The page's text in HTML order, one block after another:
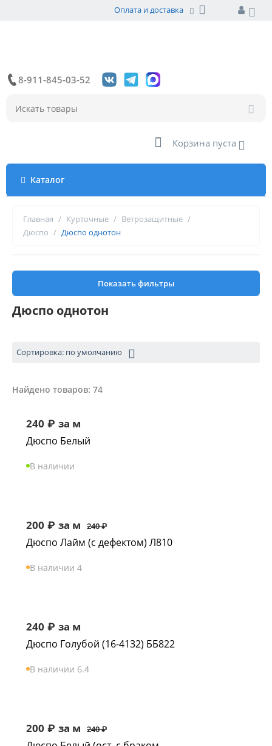
Оплата и доставка
8-911-845-03-52
Корзина пуста
Каталог
Главная / Курточные / Ветрозащитные /
Дюспо / Дюспо однотон
Показать фильтры
Дюспо однотон
Сортировка: по умолчанию
Найдено товаров: 74
240 ₽ за м
Дюспо Белый
В наличии
200 ₽ за м 240₽
Дюспо Лайм (с дефектом) Л810
В наличии 4
240 ₽ за м
Дюспо Голубой (16-4132) ББ822
В наличии 6.4
200 ₽ за м 240₽